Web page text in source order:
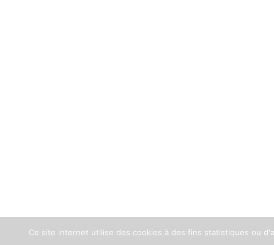
Ce site internet utilise des cookies à des fins statistiques ou